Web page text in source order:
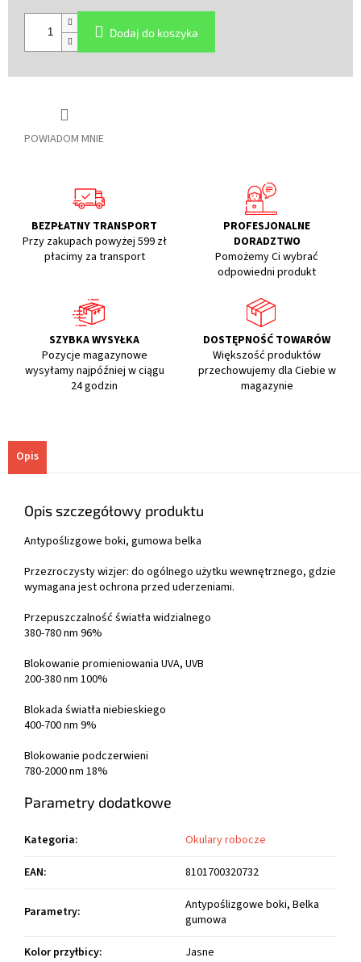
POWIADOM MNIE
jednostkowa:
Dodaj do koszyka
BEZPŁATNY TRANSPORT
Przy zakupach powyżej 599 zł
płacimy za transport
PROFESJONALNE
DORADZTWO
Pomożemy Ci wybrać
odpowiedni produkt
SZYBKA WYSYŁKA
Pozycje magazynowe
wysyłamy najpóźniej w ciągu
24 godzin
DOSTĘPNOŚĆ TOWARÓW
Większość produktów
przechowujemy dla Ciebie w
magazynie
Opis
Opis szczegółowy produktu
Antypoślizgowe boki, gumowa belka
Przezroczysty wizjer: do ogólnego użytku wewnętrznego, gdzie
wymagana jest ochrona przed uderzeniami.
Przepuszczalność światła widzialnego
380-780 nm 96%
Blokowanie promieniowania UVA, UVB
200-380 nm 100%
Blokada światła niebieskiego
400-700 nm 9%
Blokowanie podczerwieni
780-2000 nm 18%
Parametry dodatkowe
Kategoria:
Okulary robocze
EAN: 8101700320732
Parametry:
Antypoślizgowe boki, Belka
gumowa
Kolor przyłbicy: Jasne